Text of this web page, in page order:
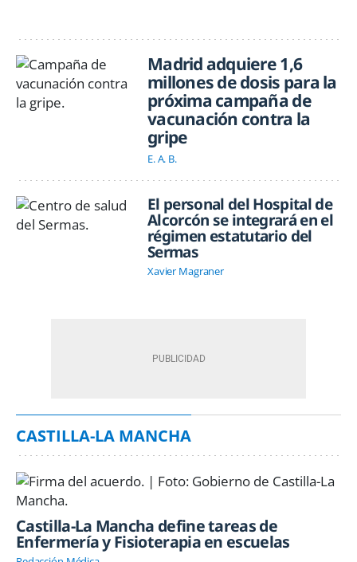
Madrid adquiere 1,6
millones de dosis para la
próxima campaña de
vacunación contra la
gripe
E. A. B.
El personal del Hospital de
Alcorcón se integrará en el
régimen estatutario del
Sermas
Xavier Magraner
CASTILLA-LA MANCHA
Castilla-La Mancha define tareas de
Enfermería y Fisioterapia en escuelas